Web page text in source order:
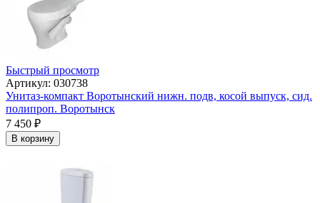
Быстрый просмотр
Артикул: 030738
Унитаз-компакт Воротынский нижн. подв, косой выпуск, сид.
полипроп. Воротынск
7 450 ₽
В корзину